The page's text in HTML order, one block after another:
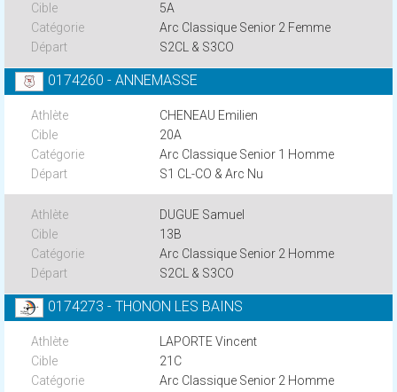
5A
Arc Classique Senior 2 Femme
S2CL & S3CO
0174260 - ANNEMASSE
CHENEAU Emilien
20A
Arc Classique Senior 1 Homme
S1 CL-CO & Arc Nu
DUGUE Samuel
13B
Arc Classique Senior 2 Homme
S2CL & S3CO
0174273 - THONON LES BAINS
LAPORTE Vincent
21C
Arc Classique Senior 2 Homme